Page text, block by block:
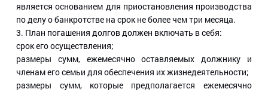
является основанием для приостановления производства
по делу о банкротстве на срок не более чем три месяца.
3. План погашения долгов должен включать в себя:
срок его осуществления;
размеры сумм, ежемесячно оставляемых должнику и
членам его семьи для обеспечения их жизнедеятельности;
размеры сумм, которые предполагается ежемесячно